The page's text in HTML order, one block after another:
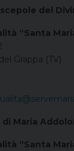
del
“Santa
Grappa (TV)
di Maria
“Santa